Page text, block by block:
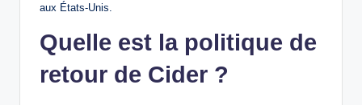
aux États-Unis.
Quelle est la politique de
retour de Cider ?